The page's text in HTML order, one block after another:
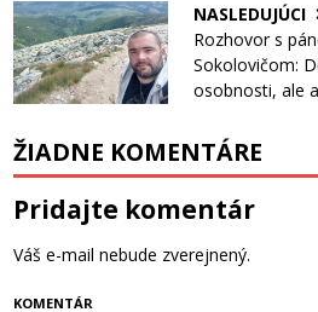
NASLEDUJÚCI
Rozhovor s
Sokolovičom:
osobnosti, ale
ŽIADNE KOMENTÁRE
Pridajte komentár
Váš e-mail nebude zverejnený.
KOMENTÁR